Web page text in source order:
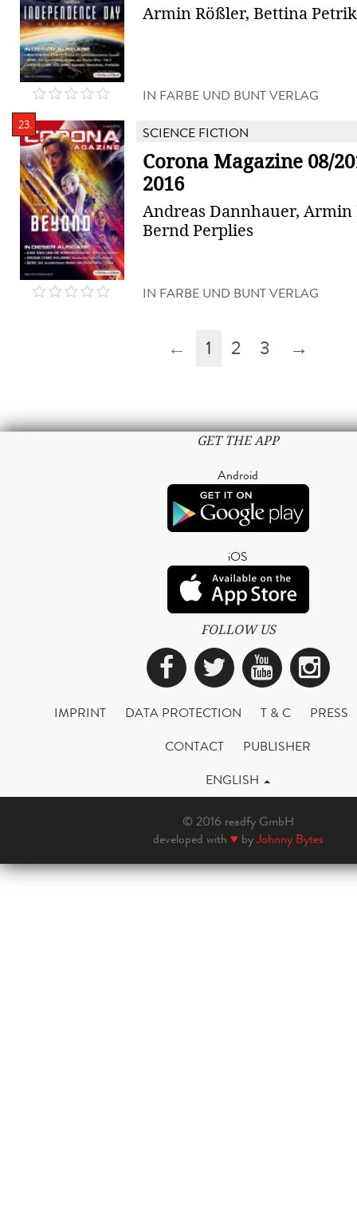
Armin Rößler, Bettina
IN FARBE UND BUNT VERLAG
23. SCIENCE FICTION
Corona Magazine 08/
2016
Andreas Dannhauer, Armin
Bernd Perplies
IN FARBE UND BUNT VERLAG
← 1 2 3 →
GET THE APP
Android
iOS
FOLLOW US
Facebook
Twitter
IMPRINT DATA PROTECTION T & C
PRESS
CONTACT
PUBLISHER
ENGLISH
© 2016 readfy GmbH
developed with ♥ byJohnny Bytes